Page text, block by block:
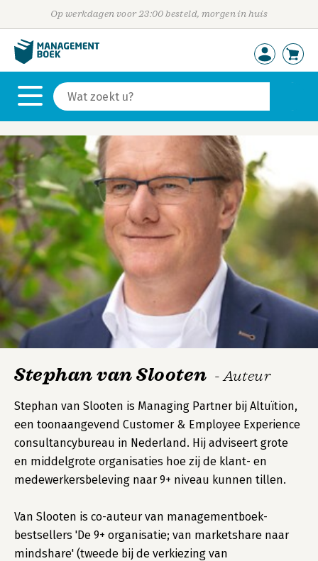
Op werkdagen voor 23:00 besteld, morgen in huis
Stephan van Slooten - Auteur
Stephan van Slooten is Managing Partner bij Altuïtion,
een toonaangevend Customer & Employee Experience
consultancybureau in Nederland. Hij adviseert grote
en middelgrote organisaties hoe zij de klant- en
medewerkersbeleving naar 9+ niveau kunnen tillen.
Van Slooten is co-auteur van managementboek-
bestsellers 'De 9+ organisatie; van marketshare naar
mindshare' (tweede bij de verkiezing van